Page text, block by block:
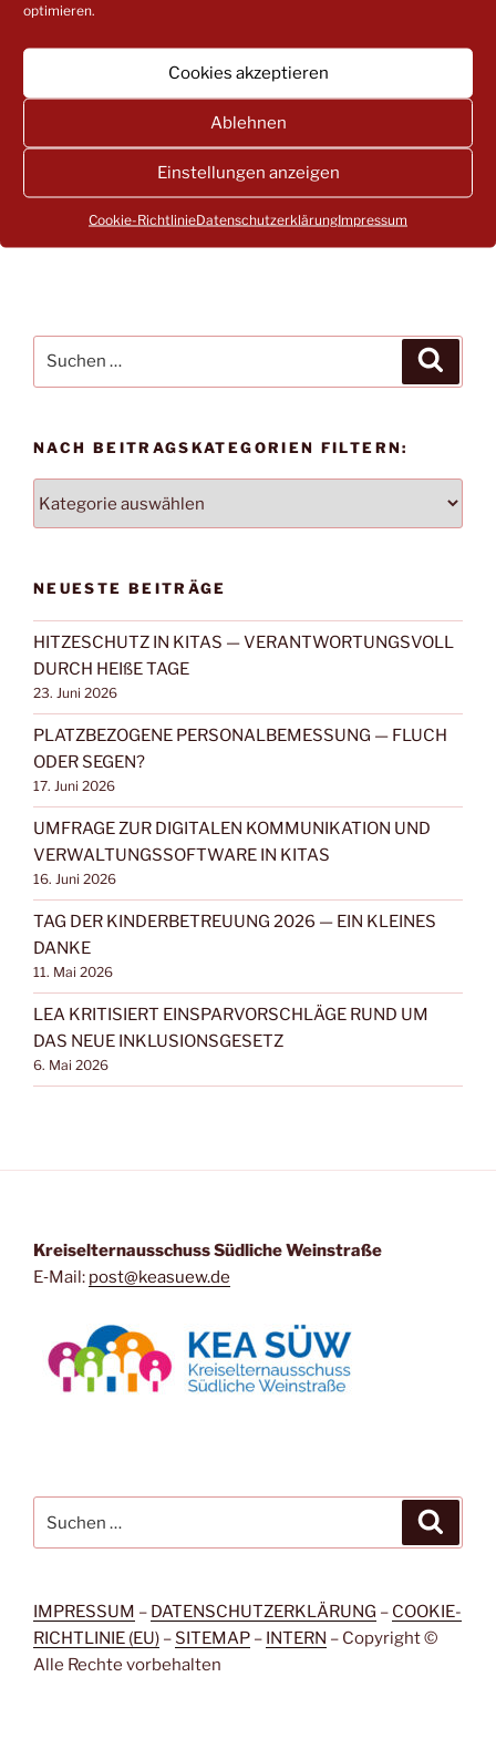
optimieren.
Cookies akzeptieren
Ablehnen
Einstellungen anzeigen
Cookie-RichtlinieDatenschutzerklärungImpressum
Beitragsnavigation
VERANSTALTUNGSHINWEISE
Beitrag
ONLINE-VERANSTALTUNG: VERLETZENDES
VERHALTEN
nach:
NACH BEITRAGSKATEGORIEN FILTERN:
BEITRAGSKATEGORIEN
NEUESTE BEITRÄGE
HITZESCHUTZ IN KITAS — VERANTWORTUNGSVOLL
DURCH HEIßE TAGE
23. Juni 2026
PLATZBEZOGENE PERSONALBEMESSUNG — FLUCH
ODER SEGEN?
17. Juni 2026
UMFRAGE ZUR DIGITALEN KOMMUNIKATION UND
VERWALTUNGSSOFTWARE IN KITAS
16. Juni 2026
TAG DER KINDERBETREUUNG 2026 — EIN KLEINES
DANKE
11. Mai 2026
LEA KRITISIERT EINSPARVORSCHLÄGE RUND UM
DAS NEUE INKLUSIONSGESETZ
6. Mai 2026
Kreis­eltern­aus­schuss Süd­li­che Weinstraße
E‑Mail: post@keasuew.de
nach:
IMPRESSUM – DATENSCHUTZERKLÄRUNG – COOKIE-
RICHTLINIE (EU) – SITEMAP – INTERN – Copy­right ©
Alle Rech­te vorbehalten